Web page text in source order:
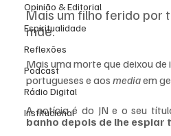
Opinião & Editorial
Espiritualidade
Reflexões
Podcast
Rádio Digital
Institucional
Mais um filho ferido por
mãe.
Mais uma morte que deixou
portugueses e aos media em
A notícia é do JN e o seu
banho depois de lhe espiar